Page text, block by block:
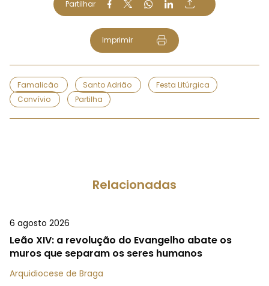
Partilhar
Imprimir
Famalicão Santo Adrião
Festa Litúrgica
Convívio
Partilha
Relacionadas
6 agosto 2026
Leão XIV: a revolução do Evangelho abate os
muros que separam os seres humanos
Arquidiocese de Braga